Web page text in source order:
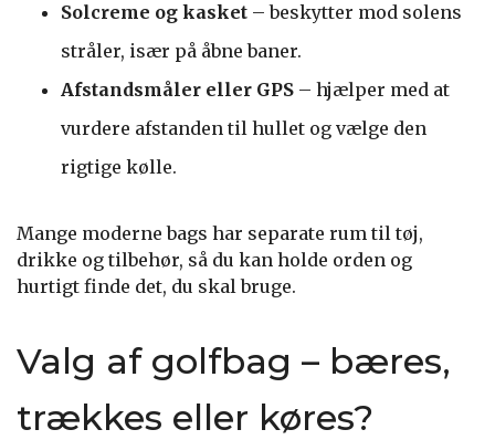
Solcreme og kasket – beskytter mod solens
stråler, især på åbne baner.
Afstandsmåler eller GPS – hjælper med at
vurdere afstanden til hullet og vælge den
rigtige kølle.
Mange moderne bags har separate rum til tøj,
drikke og tilbehør, så du kan holde orden og
hurtigt finde det, du skal bruge.
Valg af golfbag – bæres,
trækkes eller køres?